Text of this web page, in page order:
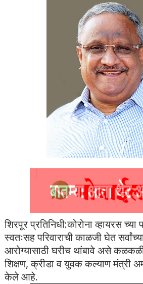
शिरपूर प्रतिनिधी:कोरोना व्हायरस च्या
स्वतःसह परिवाराची काळजी घेत
आरोग्यासाठी घरीच थांबावे असे
शिक्षण, क्रीडा व युवक कल्याण मंत्री
केले आहे.